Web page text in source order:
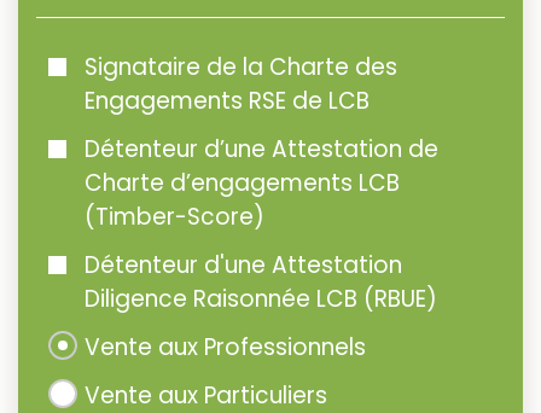
Signataire de la Charte des
Engagements RSE de LCB
Détenteur d’une Attestation de
Charte d’engagements LCB
(Timber-Score)
Détenteur d'une Attestation
Diligence Raisonnée LCB (RBUE)
Vente aux Professionnels
Vente aux Particuliers